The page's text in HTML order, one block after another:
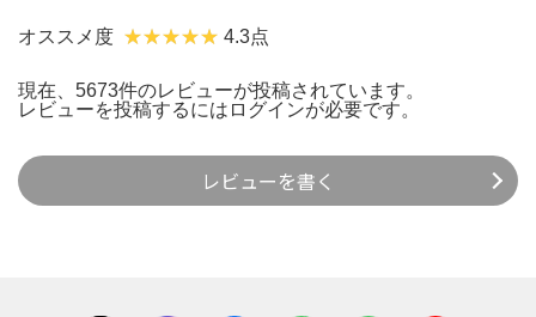
オススメ度 4.3点
現在、5673件のレビューが投稿されています。
レビューを投稿するには ログインが必要です。
レビューを書く